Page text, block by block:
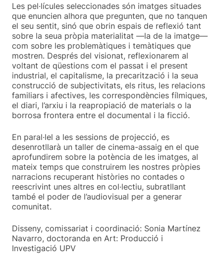
Les pel·lícules seleccionades són imatges situades
que enuncien alhora que pregunten, que no tanquen
el seu sentit, sinó que obrin espais de reflexió tant
sobre la seua pròpia materialitat —la de la imatge—
com sobre les problemàtiques i temàtiques que
mostren. Després del visionat, reflexionarem al
voltant de qüestions com el passat i el present
industrial, el capitalisme, la precarització i la seua
construcció de subjectivitats, els ritus, les relacions
familiars i afectives, les correspondències fílmiques,
el diari, l’arxiu i la reapropiació de materials o la
borrosa frontera entre el documental i la ficció.
En paral·lel a les sessions de projecció, es
desenrotllarà un taller de cinema-assaig en el que
aprofundirem sobre la potència de les imatges, al
mateix temps que construirem les nostres pròpies
narracions recuperant històries no contades o
reescrivint unes altres en col·lectiu, subratllant
també el poder de l’audiovisual per a generar
comunitat.
Disseny, comissariat i coordinació: Sonia Martínez
Navarro, doctoranda en Art: Producció i
Investigació UPV